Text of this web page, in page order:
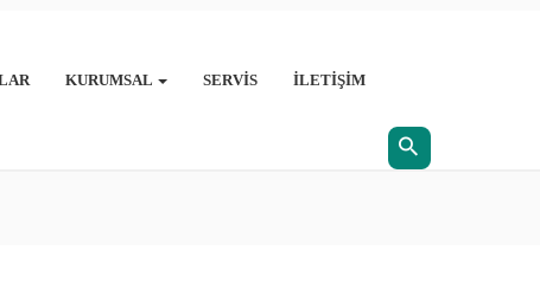
KURUMSAL SERVIS İLETIŞIM